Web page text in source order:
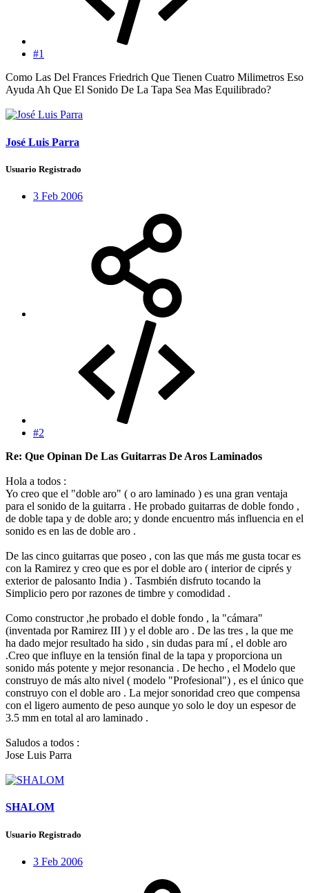
#1
Como Las Del Frances Friedrich Que Tienen Cuatro Milimetros Eso
Ayuda Ah Que El Sonido De La Tapa Sea Mas Equilibrado?
José Luis Parra
Usuario Registrado
3 Feb 2006
#2
Re: Que Opinan De Las Guitarras De Aros Laminados
Hola a todos :
Yo creo que el "doble aro" ( o aro laminado ) es una gran ventaja
para el sonido de la guitarra . He probado guitarras de doble fondo ,
de doble tapa y de doble aro; y donde encuentro más influencia en el
sonido es en las de doble aro .
De las cinco guitarras que poseo , con las que más me gusta tocar es
con la Ramirez y creo que es por el doble aro ( interior de ciprés y
exterior de palosanto India ) . Tasmbién disfruto tocando la
Simplicio pero por razones de timbre y comodidad .
Como constructor ,he probado el doble fondo , la "cámara"
(inventada por Ramirez III ) y el doble aro . De las tres , la que me
ha dado mejor resultado ha sido , sin dudas para mí , el doble aro
.Creo que influye en la tensión final de la tapa y proporciona un
sonido más potente y mejor resonancia . De hecho , el Modelo que
construyo de más alto nivel ( modelo "Profesional") , es el único que
construyo con el doble aro . La mejor sonoridad creo que compensa
con el ligero aumento de peso aunque yo solo le doy un espesor de
3.5 mm en total al aro laminado .
Saludos a todos :
Jose Luis Parra
SHALOM
Usuario Registrado
3 Feb 2006